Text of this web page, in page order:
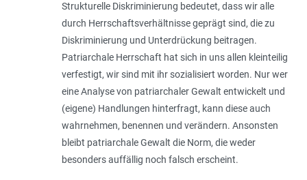
Strukturelle Diskriminierung bedeutet, dass wir alle
durch Herrschaftsverhältnisse geprägt sind, die zu
Diskriminierung und Unterdrückung beitragen.
Patriarchale Herrschaft hat sich in uns allen kleinteilig
verfestigt, wir sind mit ihr sozialisiert worden. Nur wer
eine Analyse von patriarchaler Gewalt entwickelt und
(eigene) Handlungen hinterfragt, kann diese auch
wahrnehmen, benennen und verändern. Ansonsten
bleibt patriarchale Gewalt die Norm, die weder
besonders auffällig noch falsch erscheint.